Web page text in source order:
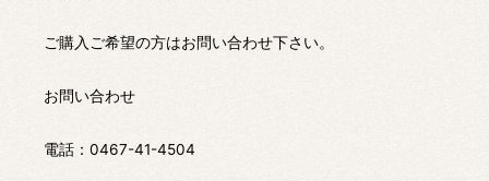
ご購入ご希望の方はお問い合わせ下さい。
お問い合わせ
電話：0467-41-4504